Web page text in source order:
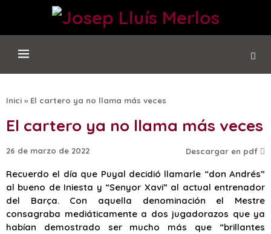
Inici » El cartero ya no llama más veces
El cartero ya no llama más veces
26 de marzo de 2022 Descargar en pdf
Recuerdo el día que Puyal decidió llamarle “don Andrés”
al bueno de Iniesta y “Senyor Xavi” al actual entrenador
del Barça. Con aquella denominación el Mestre
consagraba mediáticamente a dos jugadorazos que ya
habían demostrado ser mucho más que “brillantes